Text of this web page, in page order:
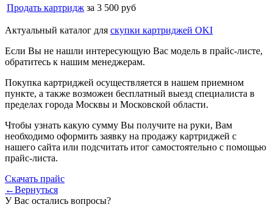
Продать картридж за 3 500 руб
Актуальный каталог для скупки картриджей OKI
Если Вы не нашли интересующую Вас модель в прайс-листе,
обратитесь к нашим менеджерам.
Покупка картриджей осуществляется в нашем приемном
пункте, а также возможен бесплатный выезд специалиста в
пределах города Москвы и Московской области.
Чтобы узнать какую сумму Вы получите на руки, Вам
необходимо оформить заявку на продажу картриджей с
нашего сайта или подсчитать итог самостоятельно с помощью
прайс-листа.
Скачать прайс
←Вернуться
У Вас остались вопросы?